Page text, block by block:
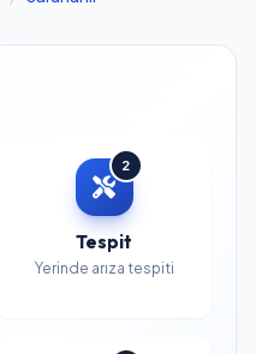
2
Tespit
Yerinde arıza tespiti